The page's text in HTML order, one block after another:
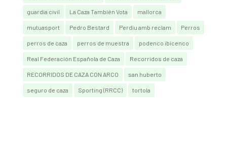
guardia civil La Caza También Vota mallorca
mutuasport Pedro Bestard Perdiu amb reclam Perros
perros de caza perros de muestra podenco ibicenco
Real Federación Española de Caza Recorridos de caza
RECORRIDOS DE CAZA CON ARCO san huberto
seguro de caza Sporting (RRCC) tortola